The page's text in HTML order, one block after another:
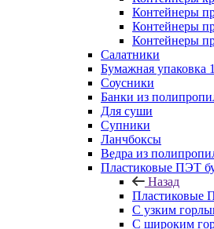
Контейнеры
Контейнеры
Контейнеры
Салатники
Бумажная упаковка
Соусники
Банки из
Для суши
Супники
Ланчбоксы
Ведра из
Пластиковые ПЭТ
Назад
Пластиковые
С узким
С широким